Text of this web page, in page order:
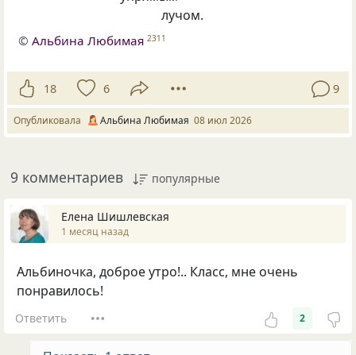
лучом.
©Альбина Любимая 2311
18 6 9
Опубликовала Альбина Любимая 08 июл 2026
9 комментариев популярные
Елена Шишлевская
1 месяц назад
Альбиночка, доброе утро!.. Класс, мне очень
понравилось!
Ответить 2